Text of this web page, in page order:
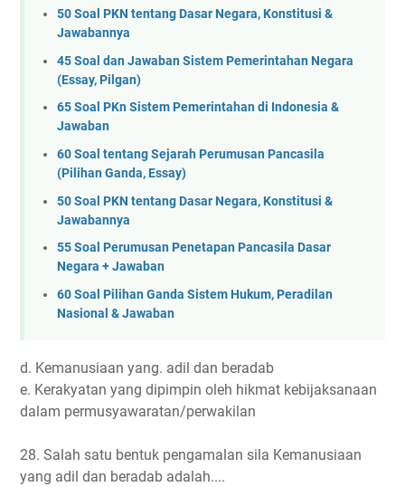
50 Soal PKN tentang Dasar Negara, Konstitusi &
Jawabannya
45 Soal dan Jawaban Sistem Pemerintahan Negara
(Essay, Pilgan)
65 Soal PKn Sistem Pemerintahan di Indonesia &
Jawaban
60 Soal tentang Sejarah Perumusan Pancasila
(Pilihan Ganda, Essay)
50 Soal PKN tentang Dasar Negara, Konstitusi &
Jawabannya
55 Soal Perumusan Penetapan Pancasila Dasar
Negara + Jawaban
60 Soal Pilihan Ganda Sistem Hukum, Peradilan
Nasional & Jawaban
d. Kemanusiaan yang. adil dan beradab
e. Kerakyatan yang dipimpin oleh hikmat kebijaksanaan
dalam permusyawaratan/perwakilan
28. Salah satu bentuk pengamalan sila Kemanusiaan
yang adil dan beradab adalah....